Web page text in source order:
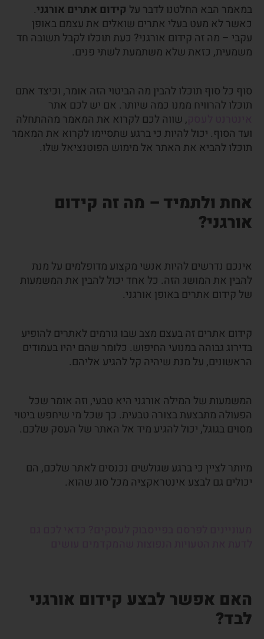
במאמר הבא החלטנו לדבר על קידום אתרים אורגני.
כאשר לא מעט בעלי אתרים שואלים את עצמם באופן
עקבי – מה זה קידום אורגני? כעת תוכלו לקבל תשובה חד
משמעית, כזאת שלא משתמעת לשתי פנים.
סוף כל סוף תוכלו להבין מה הביטוי הזה אומר, וכיצד אתם
תוכלו להרוויח ממנו כמה שיותר. אם יש לכם אתר
, שווה לכם לקרוא את המאמר מההתחלה
ועד הסוף. יכול להיות כי ברגע שתסיימו לקרוא את המאמר
תוכלו להביא את האתר אל מימוש הפוטנציאל שלו.
אחת ולתמיד – מה זה קידום
אורגני?
אינכם נדרשים להיות אנשי מקצוע מדופלמים על מנת
להבין את המושג הזה. כל אחד יכול להבין את המשמעות
של קידום אתרים באופן אורגני.
קידום אתרים זה בעצם מצב שבו גורמים לאתרים להופיע
בדירוג גבוהה במנועי החיפוש. כלומר שהם יהיו בעמודים
הראשונים, על מנת שיהיה קל להגיע אליהם.
המשמעות של המילה אורגני היא טבעי, וזה אומר שכל
הפעולה מתבצעת בצורה טבעית. כך שכל מי שיחפש ביטוי
מסוים בגוגל, יכול להגיע מיד אל האתר של העסק שלכם.
מיותר לציין כי ברגע שגולשים נכנסים לאתר שלכם, הם
יכולים גם לבצע אינטראקציה מכל סוג שהוא.
האם אפשר לבצע קידום אורגני
לבד?